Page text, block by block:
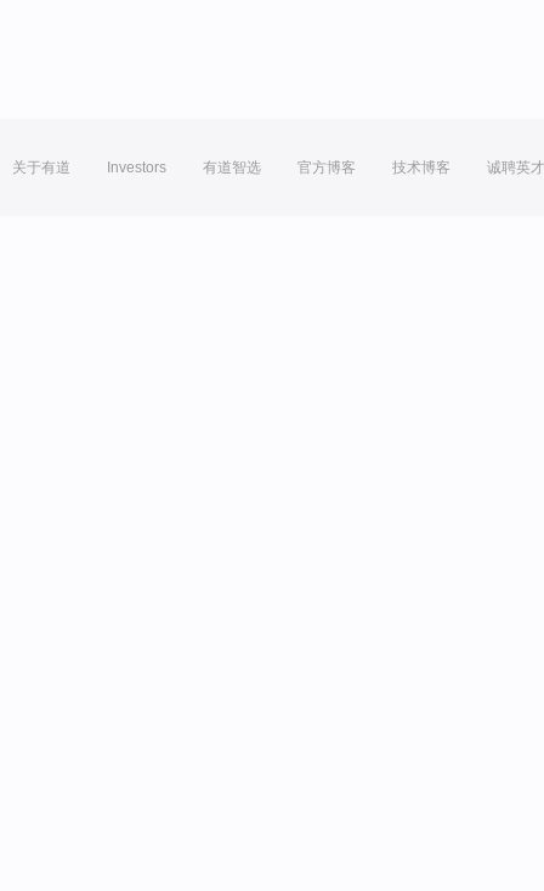
关于有道 Investors 有道智选 官方博客 技术博客 诚聘英才